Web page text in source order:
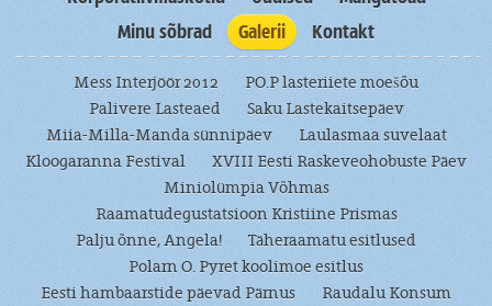
Minu sõbrad
Galerii Kontakt
Mess Interjöör 2012
PO.P lasteriiete moešõu
Palivere Lasteaed
Saku Lastekaitsepäev
Miia-Milla-Manda sünnipäev
Laulasmaa suvelaat
Kloogaranna Festival
XVIII Eesti Raskeveohobuste Päev
Miniolümpia Võhmas
Raamatudegustatsioon Kristiine Prismas
Palju õnne, Angela!
Täheraamatu esitlused
Polarn O. Pyret koolimoe esitlus
Eesti hambaarstide päevad Pärnus
Raudalu Konsum